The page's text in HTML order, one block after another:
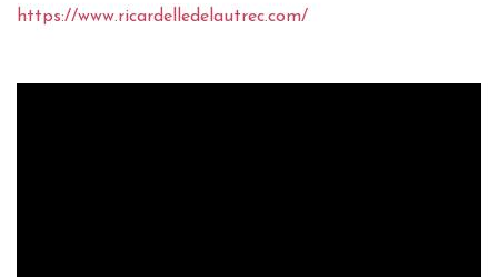
https://www.ricardelledelautrec.com/